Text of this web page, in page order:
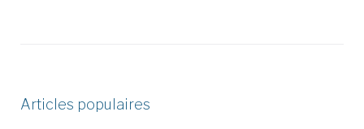
Articles populaires